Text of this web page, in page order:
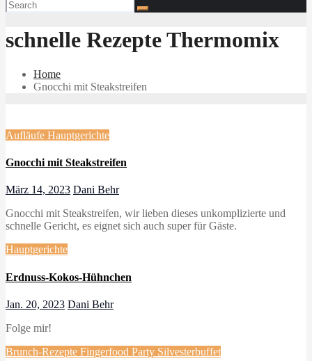
schnelle Rezepte Thermomix
Home
Gnocchi mit Steakstreifen
Aufläufe Hauptgerichte
Gnocchi mit Steakstreifen
März 14, 2023 Dani Behr
Gnocchi mit Steakstreifen, wir lieben dieses unkomplizierte und
schnelle Gericht, es eignet sich auch super für Gäste.
Hauptgerichte
Erdnuss-Kokos-Hühnchen
Jan. 20, 2023 Dani Behr
Folge mir!
Brunch-Rezepte Fingerfood Party Silvesterbuffet